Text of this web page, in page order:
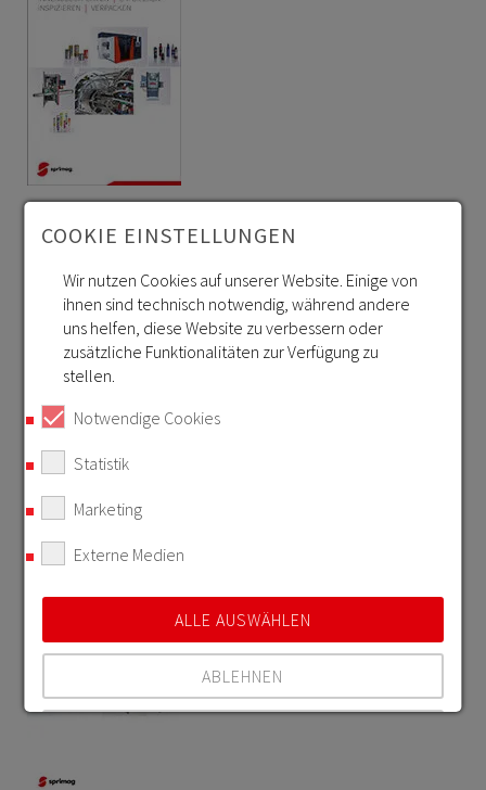
Sprimag Anlagen zum Innenbeschichten |
Latexieren | Inspizieren | Verpacken
Download >>
APPLIKATIONSTECHNIK
COOKIE EINSTELLUNGEN
Wir nutzen Cookies auf unserer Website. Einige von
ihnen sind technisch notwendig, während andere
uns helfen, diese Website zu verbessern oder
zusätzliche Funktionalitäten zur Verfügung zu
stellen.
Notwendige Cookies
Statistik
Marketing
Externe Medien
ALLE AUSWÄHLEN
ABLEHNEN